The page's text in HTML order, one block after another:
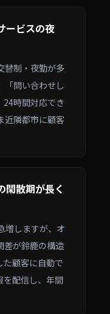
ービスの夜
替制・夜勤が多
「問い合わせし
24時間対応でき
近隣都市に顧客
散期が長く
増しますが、オ
差が鈴鹿の構造
た顧客に自動で
を配信し、年間